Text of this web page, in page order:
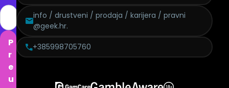
P
r
e
u
info / drustveni / prodaja / karijera / pravni
@geek.hr.
+385998705760